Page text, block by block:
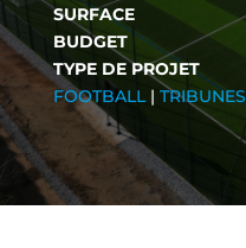
SURFACE
BUDGET
TYPE DE PROJET
FOOTBALL| TRIBUNES